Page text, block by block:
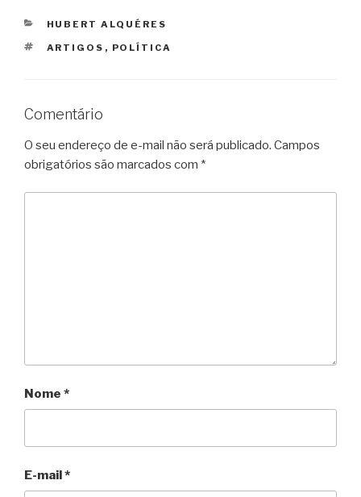
CATEGORIAS
HUBERT ALQUÉRES
TAGS
ARTIGOS , POLÍTICA
Comentário
O seu endereço de e-mail não será publicado. Campos
obrigatórios são marcados com *
Nome *
E-mail*